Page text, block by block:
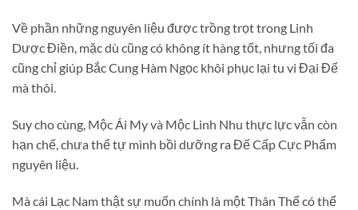
Về phần những nguyên liệu được trồng trọt trong Linh
Dược Điền, mặc dù cũng có không ít hàng tốt, nhưng tối đa
cũng chỉ giúp Bắc Cung Hàm Ngọc khôi phục lại tu vi Đại Đế
mà thôi.
Suy cho cùng, Mộc Ái My và Mộc Linh Nhu thực lực vẫn còn
hạn chế, chưa thể tự mình bồi dưỡng ra Đế Cấp Cực Phẩm
nguyên liệu.
Mà cái Lạc Nam thật sự muốn chính là một Thân Thể có thể